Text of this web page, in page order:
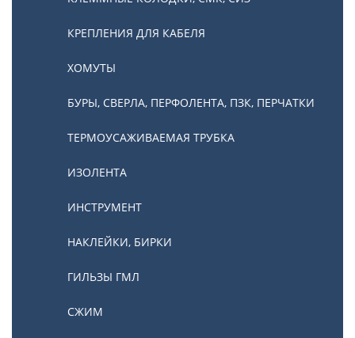
КРЕПЛЕНИЯ ДЛЯ КАБЕЛЯ
ХОМУТЫ
БУРЫ, СВЕРЛА, ПЕРФОЛЕНТА, ПЗК, ПЕРЧАТКИ
ТЕРМОУСАЖИВАЕМАЯ ТРУБКА
ИЗОЛЕНТА
ИНСТРУМЕНТ
НАКЛЕЙКИ, БИРКИ
ГИЛЬЗЫ ГМЛ
СЖИМ